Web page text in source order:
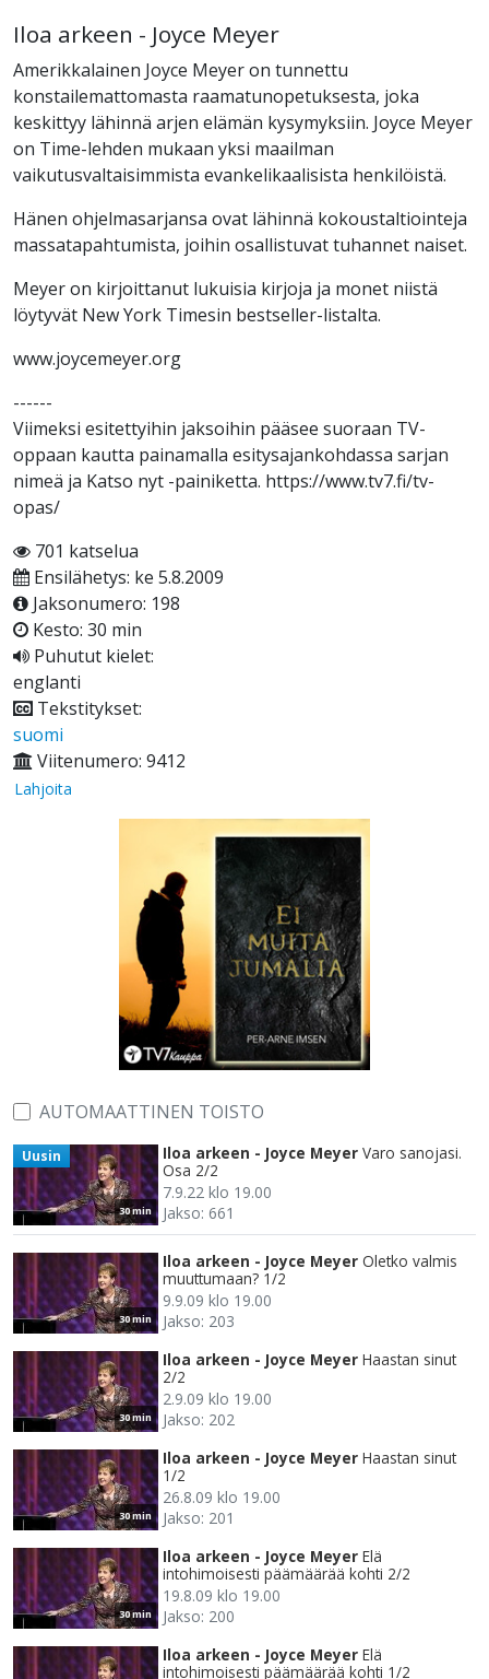
Iloa arkeen - Joyce Meyer
Amerikkalainen Joyce Meyer on tunnettu
konstailemattomasta raamatunopetuksesta, joka
keskittyy lähinnä arjen elämän kysymyksiin. Joyce Meyer
on Time-lehden mukaan yksi maailman
vaikutusvaltaisimmista evankelikaalisista henkilöistä.
Hänen ohjelmasarjansa ovat lähinnä kokoustaltiointeja
massatapahtumista, joihin osallistuvat tuhannet naiset.
Meyer on kirjoittanut lukuisia kirjoja ja monet niistä
löytyvät New York Timesin bestseller-listalta.
www.joycemeyer.org
------
Viimeksi esitettyihin jaksoihin pääsee suoraan TV-
oppaan kautta painamalla esitysajankohdassa sarjan
nimeä ja Katso nyt -painiketta. https://www.tv7.fi/tv-
opas/​
701 katselua
Ensilähetys: ke 5.8.2009
Jaksonumero: 198
Kesto: 30 min
Puhutut kielet:
englanti
Tekstitykset:
suomi
Viitenumero: 9412
Lahjoita
AUTOMAATTINEN TOISTO
30 min
Uusin Iloa arkeen - Joyce Meyer Varo sanojasi.
Osa 2/2
7.9.22 klo 19.00
Jakso: 661
30 min
Iloa arkeen - Joyce Meyer Oletko valmis
muuttumaan? 1/2
9.9.09 klo 19.00
Jakso: 203
30 min
Iloa arkeen - Joyce Meyer Haastan sinut
2/2
2.9.09 klo 19.00
Jakso: 202
30 min
Iloa arkeen - Joyce Meyer Haastan sinut
1/2
26.8.09 klo 19.00
Jakso: 201
30 min
Iloa arkeen - Joyce Meyer Elä
intohimoisesti päämäärää kohti 2/2
19.8.09 klo 19.00
Jakso: 200
Iloa arkeen - Joyce Meyer Elä
intohimoisesti päämäärää kohti 1/2